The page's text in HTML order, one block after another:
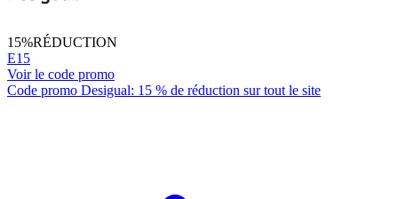
15%RÉDUCTION
E15
Voir le code promo
Code promo Desigual: 15 % de réduction sur tout le site